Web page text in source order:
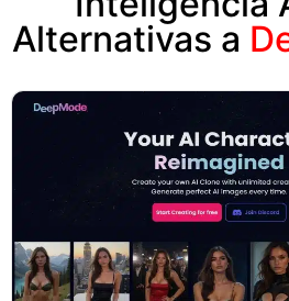
Alternativas a